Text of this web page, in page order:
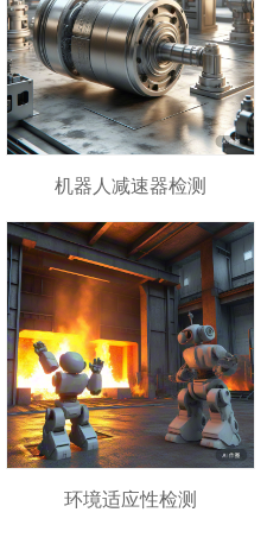
机器人减速器检测
环境适应性检测